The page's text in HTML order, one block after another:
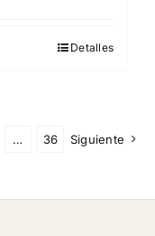
Detalles
… 36 Siguiente